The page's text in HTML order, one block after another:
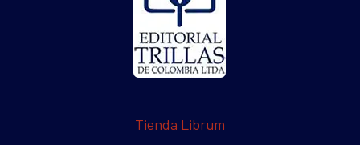
Tienda Librum